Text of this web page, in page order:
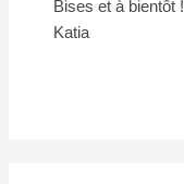
Bises et à bientôt !
Katia